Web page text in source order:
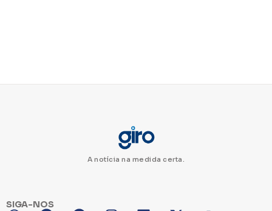
A notícia na medida certa.
SIGA-NOS